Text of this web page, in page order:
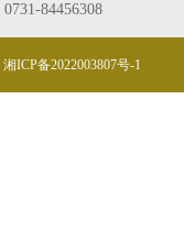
0731-84456308
湘ICP备2022003807号-1